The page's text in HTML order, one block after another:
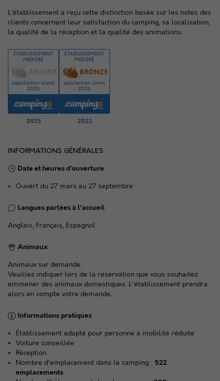
L’établissement a reçu cette distinction basée sur les notes des
clients concernant leur satisfaction du camping, sa localisation,
la qualité de la réception et la qualité des animations.
2025 2023
INFORMATIONS GÉNÉRALES
Date et heures d’ouverture
Ouvert du 27 mars au 27 septembre
Langues parlées à l'accueil
Anglais, Français, Espagnol
Animaux
Animaux sur demande.
Veuillez indiquer lors de la réservation que vous souhaitez
emmener des animaux domestiques. L'établissement prendra
alors en compte votre demande.
Informations pratiques
Établissement adapté pour personne à mobilité réduite
Voiture conseillée
Réception
Nombre d'emplacement dans le camping : 522
emplacements